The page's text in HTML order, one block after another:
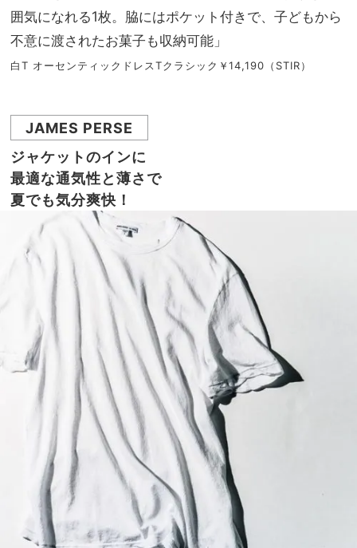
囲気になれる1枚。脇にはポケット付きで、子どもから
不意に渡されたお菓子も収納可能」
白T オーセンティックドレスTクラシック￥14,190（STIR）
JAMES PERSE
ジャケットのインに
最適な通気性と薄さで
夏でも気分爽快！